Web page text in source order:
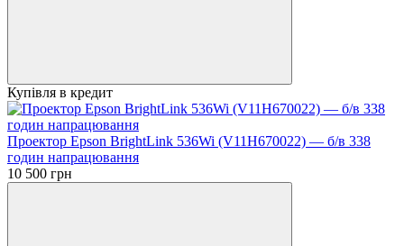
Купівля в кредит
Проектор Epson BrightLink 536Wi (V11H670022) — б/в 338
годин напрацювання
10 500 грн